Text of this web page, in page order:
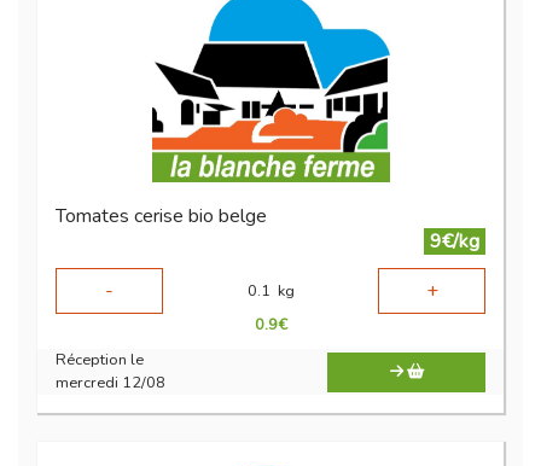
Tomates cerise bio belge
9€/kg
-
0.1 kg +
0.9€
Réception le
mercredi 12/08